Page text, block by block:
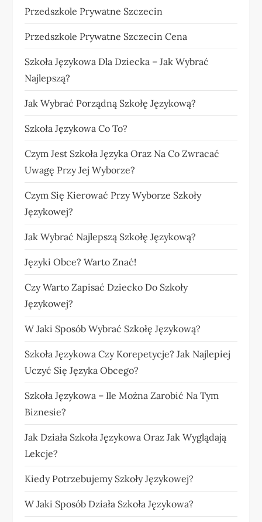
Przedszkole Prywatne Szczecin
Przedszkole Prywatne Szczecin Cena
Szkoła Językowa Dla Dziecka – Jak Wybrać
Najlepszą?
Jak Wybrać Porządną Szkołę Językową?
Szkoła Językowa Co To?
Czym Jest Szkoła Języka Oraz Na Co Zwracać
Uwagę Przy Jej Wyborze?
Czym Się Kierować Przy Wyborze Szkoły
Językowej?
Jak Wybrać Najlepszą Szkołę Językową?
Języki Obce? Warto Znać!
Czy Warto Zapisać Dziecko Do Szkoły
Językowej?
W Jaki Sposób Wybrać Szkołę Językową?
Szkoła Językowa Czy Korepetycje? Jak Najlepiej
Uczyć Się Języka Obcego?
Szkoła Językowa – Ile Można Zarobić Na Tym
Biznesie?
Jak Działa Szkoła Językowa Oraz Jak Wyglądają
Lekcje?
Kiedy Potrzebujemy Szkoły Językowej?
W Jaki Sposób Działa Szkoła Językowa?